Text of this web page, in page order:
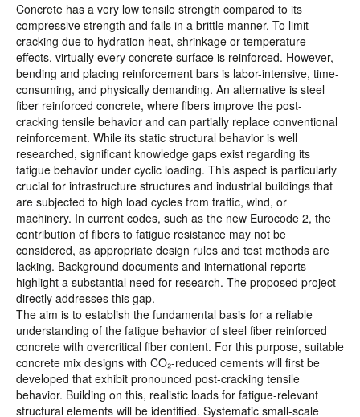
Concrete has a very low tensile strength compared to its
compressive strength and fails in a brittle manner. To limit
cracking due to hydration heat, shrinkage or temperature
effects, virtually every concrete surface is reinforced. However,
bending and placing reinforcement bars is labor-intensive, time-
consuming, and physically demanding. An alternative is steel
fiber reinforced concrete, where fibers improve the post-
cracking tensile behavior and can partially replace conventional
reinforcement. While its static structural behavior is well
researched, significant knowledge gaps exist regarding its
fatigue behavior under cyclic loading. This aspect is particularly
crucial for infrastructure structures and industrial buildings that
are subjected to high load cycles from traffic, wind, or
machinery. In current codes, such as the new Eurocode 2, the
contribution of fibers to fatigue resistance may not be
considered, as appropriate design rules and test methods are
lacking. Background documents and international reports
highlight a substantial need for research. The proposed project
directly addresses this gap.
The aim is to establish the fundamental basis for a reliable
understanding of the fatigue behavior of steel fiber reinforced
concrete with overcritical fiber content. For this purpose, suitable
concrete mix designs with CO₂-reduced cements will first be
developed that exhibit pronounced post-cracking tensile
behavior. Building on this, realistic loads for fatigue-relevant
structural elements will be identified. Systematic small-scale